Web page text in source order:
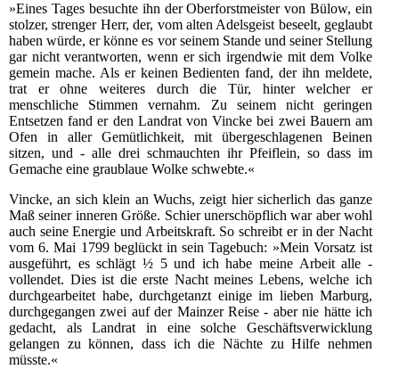
»Eines Tages besuchte ihn der Oberforstmeister von Bülow, ein
stolzer, strenger Herr, der, vom alten Adelsgeist beseelt, geglaubt
haben würde, er könne es vor seinem Stande und seiner Stellung
gar nicht verantworten, wenn er sich irgendwie mit dem Volke
gemein mache. Als er keinen Bedienten fand, der ihn meldete,
trat er ohne weiteres durch die Tür, hinter welcher er
menschliche Stimmen vernahm. Zu seinem nicht geringen
Entsetzen fand er den Landrat von Vincke bei zwei Bauern am
Ofen in aller Gemütlichkeit, mit übergeschlagenen Beinen
sitzen, und - alle drei schmauchten ihr Pfeiflein, so dass im
Gemache eine graublaue Wolke schwebte.«
Vincke, an sich klein an Wuchs, zeigt hier sicherlich das ganze
Maß seiner inneren Größe. Schier unerschöpflich war aber wohl
auch seine Energie und Arbeitskraft. So schreibt er in der Nacht
vom 6. Mai 1799 beglückt in sein Tagebuch: »Mein Vorsatz ist
ausgeführt, es schlägt ½ 5 und ich habe meine Arbeit alle -
vollendet. Dies ist die erste Nacht meines Lebens, welche ich
durchgearbeitet habe, durchgetanzt einige im lieben Marburg,
durchgegangen zwei auf der Mainzer Reise - aber nie hätte ich
gedacht, als Landrat in eine solche Geschäftsverwicklung
gelangen zu können, dass ich die Nächte zu Hilfe nehmen
müsste.«